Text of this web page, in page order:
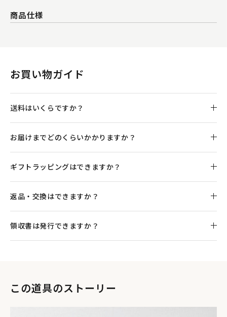
商品仕様
お買い物ガイド
送料はいくらですか？
お届けまでどのくらいかかりますか？
ギフトラッピングはできますか？
返品・交換はできますか？
領収書は発行できますか？
この道具のストーリー